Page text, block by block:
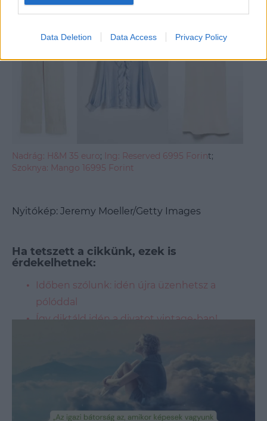
Data Deletion Data Access Privacy Policy
Nadrág: H&M 35 euro; Ing: Reserved 6995 Forint;
Szoknya: Mango 16995 Forint
Nyitókép: Jeremy Moeller/Getty Images
Ha tetszett a cikkünk, ezek is
érdekelhetnek:
Időben szólunk: idén újra üzenhetsz a
pólóddal
Így diktáld idén a divatot vintage-ban!
Új hullám érkezett? A tenniscore mindent